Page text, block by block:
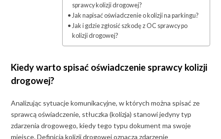
sprawcy kolizji drogowej?
Jak napisać oświadczenie o kolizji na parkingu?
Jak i gdzie zgłosić szkodę z OC sprawcy po
kolizji drogowej?
Kiedy warto spisać oświadczenie sprawcy kolizji
drogowej?
Analizując sytuacje komunikacyjne, w których można spisać ze
sprawcą oświadczenie, stłuczka (kolizja) stanowi jedyny typ
zdarzenia drogowego, kiedy tego typu dokument ma swoje
miejsce. Definicja kolizji drogowej oznacza zdarzenie